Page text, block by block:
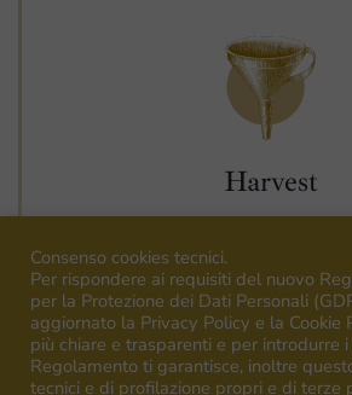
Harvest
Consenso cookies tecnici.
Per rispondere ai requisiti del nuovo
per la Protezione dei Dati Personali
aggiornato la Privacy Policy e la Cookie
più chiare e trasparenti e per introdurre
Regolamento ti garantisce, inoltre
tecnici e di profilazione propri e di terze